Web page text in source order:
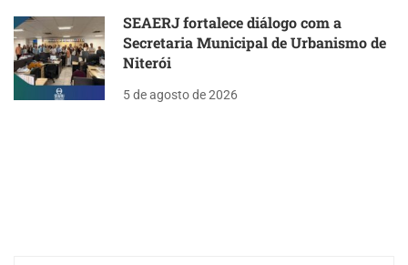
SEAERJ fortalece diálogo com a
Secretaria Municipal de Urbanismo de
Niterói
5 de agosto de 2026